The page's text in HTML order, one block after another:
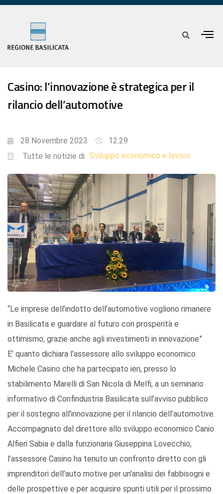
Casino: l’innovazione è strategica per il
rilancio dell’automotive
28 Novembre 2023
12:29
Tutte le notizie di Sviluppo economico e lavoro
“Le imprese dell’indotto dell’automotive vogliono rimanere
in Basilicata e guardare al futuro con prosperità e
ottimismo, grazie anche agli investimenti in innovazione”
E’ quanto dichiara l’assessore allo sviluppo economico
Michele Casino che ha partecipato ieri, presso lo
stabilimento Marelli di San Nicola di Melfi, a un seminario
informativo di Confindustria Basilicata sull’avviso pubblico
per il sostegno all’innovazione per il rilancio dell’automotive.
Accompagnato dal direttore allo sviluppo economico Canio
Alfieri Sabia e dalla funzionaria Giuseppina Lovecchio,
l’assessore Casino ha tenuto un confronto diretto con gli
imprenditori dell’auto motive per un'analisi dei fabbisogni e
delle prospettive e per acquisire spunti utili per il prossimo